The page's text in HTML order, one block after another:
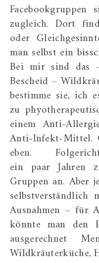
Facebookgruppen sind ja Fluch und Segen
zugleich. Dort
oder
man selbst ein
Bei mir sind das
Bescheid –
bestimme sie, ich
zu
einem Anti-
Anti-Infekt-Mittel.
eben.
ein paar Jahren
Gruppen an. Aber
selbstverständlich
Ausnahmen – für
könnte man den
ausgerechnet
Wildkräuterküche,